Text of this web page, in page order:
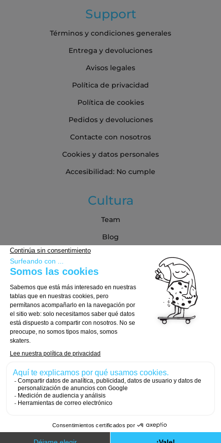
Support
Términos y condiciones generales
Entrega y devoluciones
Avisos legales
Política de privacidad
Política de cookies
Pedidos y devoluciones
Contacte con nosotros
Cookies y datos personales
Accesibilidad: No cumple
Cultura
Team
Blog
Guía de compra
Cómo Elegir tu Tabla
© 2026, Carver Skateboards
Designed with